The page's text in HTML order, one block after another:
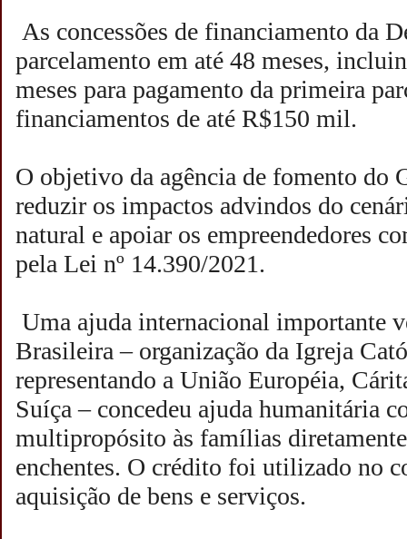
As concessões de financiamento da
parcelamento em até 48 meses,
meses para pagamento da primeira
financiamentos de até R$150 mil.
O objetivo da agência de fomento do
reduzir os impactos advindos do
natural e apoiar os empreendedores
pela Lei nº 14.390/2021.
Uma ajuda internacional importante
Brasileira – organização da Igreja
representando a União Européia,
Suíça – concedeu ajuda humanitária
multipropósito às famílias
enchentes. O crédito foi utilizado no
aquisição de bens e serviços.